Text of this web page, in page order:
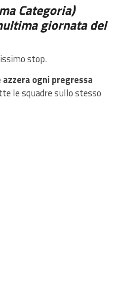
Categoria)
giornata del
stop.
ogni pregressa
le squadre sullo stesso